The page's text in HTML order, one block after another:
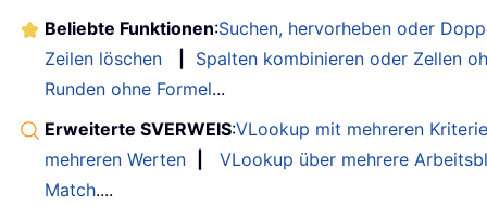
Beliebte Funktionen:Suchen, hervorheben oder
Zeilen löschen
Spalten kombinieren oder Zellen
Runden ohne Formel...
Erweiterte SVERWEIS:VLookup mit mehreren
mehreren Werten
VLookup über mehrere
Match....